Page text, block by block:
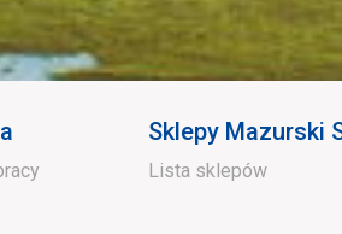
Sklepy Mazurski
Lista sklepów